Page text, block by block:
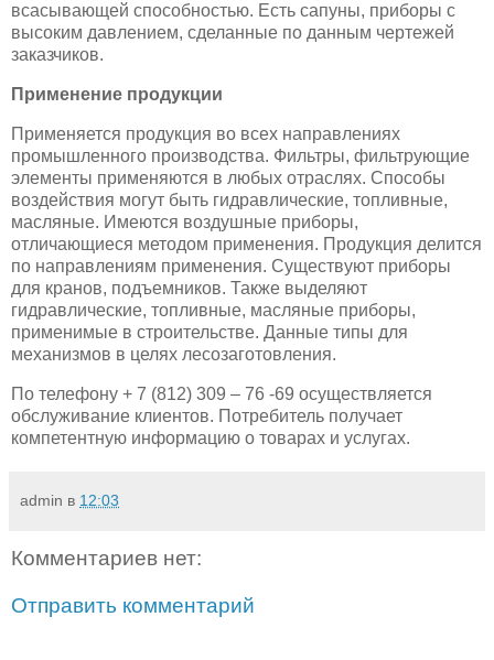
всасывающей способностью. Есть сапуны, приборы с
высоким давлением, сделанные по данным чертежей
заказчиков.
Применение продукции
Применяется продукция во всех направлениях
промышленного производства. Фильтры, фильтрующие
элементы применяются в любых отраслях. Способы
воздействия могут быть гидравлические, топливные,
масляные. Имеются воздушные приборы,
отличающиеся методом применения. Продукция делится
по направлениям применения. Существуют приборы
для кранов, подъемников. Также выделяют
гидравлические, топливные, масляные приборы,
применимые в строительстве. Данные типы для
механизмов в целях лесозаготовления.
По телефону + 7 (812) 309 – 76 -69 осуществляется
обслуживание клиентов. Потребитель получает
компетентную информацию о товарах и услугах.
admin в 12:03
Комментариев нет:
Отправить комментарий